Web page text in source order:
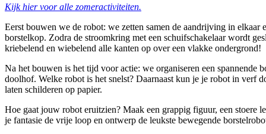
Kijk hier voor alle zomeractiviteiten.
Eerst bouwen we de robot: we zetten samen de aandrijving in elkaar
borstelkop. Zodra de stroomkring met een schuifschakelaar wordt
kriebelend en wiebelend alle kanten op over een vlakke ondergrond!
Na het bouwen is het tijd voor actie: we organiseren een spannende
doolhof. Welke robot is het snelst? Daarnaast kun je je robot in verf
laten schilderen op papier.
Hoe gaat jouw robot eruitzien? Maak een grappig figuur, een stoere
je fantasie de vrije loop en ontwerp de leukste bewegende